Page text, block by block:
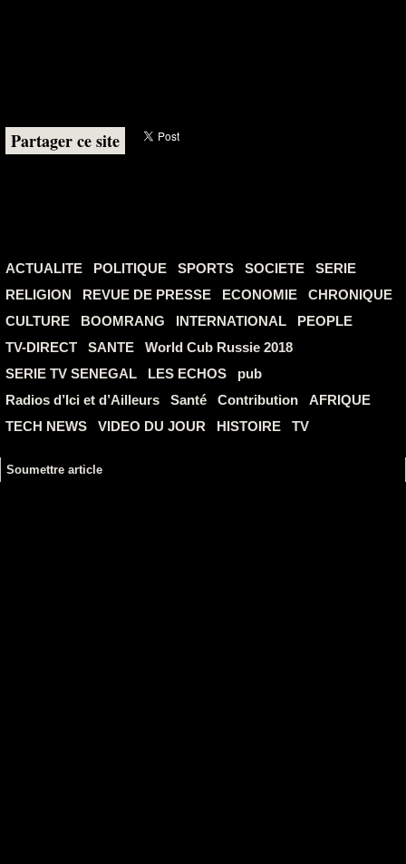
Partager ce site
ACTUALITE POLITIQUE SPORTS SOCIETE
SERIE
RELIGION
REVUE DE PRESSE ECONOMIE
CHRONIQUE
CULTURE
BOOMRANG INTERNATIONAL
PEOPLE
TV-DIRECT
SANTE
World Cub Russie 2018
SERIE TV SENEGAL
LES ECHOS
pub
Radios d’Ici et d’Ailleurs
Santé Contribution
AFRIQUE
TECH NEWS
VIDEO DU JOUR HISTOIRE TV
Soumettre article